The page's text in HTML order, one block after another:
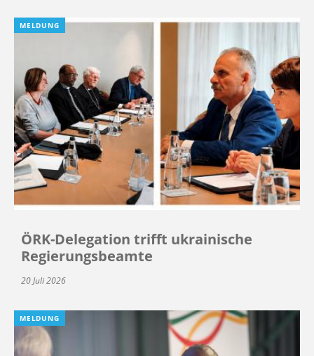
MELDUNG
ÖRK-Delegation trifft ukrainische
Regierungsbeamte
20 Juli 2026
MELDUNG